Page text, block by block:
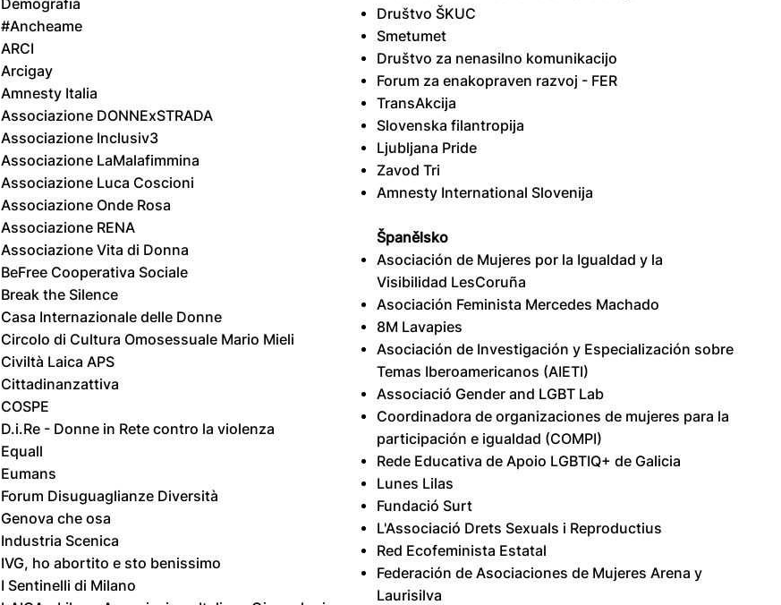
Društvo ŠKUC
Smetumet
Društvo za nenasilno komunikacijo
Forum za enakopraven razvoj - FER
TransAkcija
Slovenska filantropija
Ljubljana Pride
Zavod Tri
Amnesty International Slovenija
Španělsko
Asociación de Mujeres por la Igualdad y la
Visibilidad LesCoruña
Asociación Feminista Mercedes Machado
8M Lavapies
Asociación de Investigación y Especialización sobre
Temas Iberoamericanos (AIETI)
Associació Gender and LGBT Lab
Coordinadora de organizaciones de mujeres para la
participación e igualdad (COMPI)
Rede Educativa de Apoio LGBTIQ+ de Galicia
Lunes Lilas
Fundació Surt
L'Associació Drets Sexuals i Reproductius
Red Ecofeminista Estatal
Federación de Asociaciones de Mujeres Arena y
Laurisilva
Demografia
#Ancheame
ARCI
Arcigay
Amnesty Italia
Associazione DONNExSTRADA
Associazione Inclusiv3
Associazione LaMalafimmina
Associazione Luca Coscioni
Associazione Onde Rosa
Associazione RENA
Associazione Vita di Donna
BeFree Cooperativa Sociale
Break the Silence
Casa Internazionale delle Donne
Circolo di Cultura Omosessuale Mario Mieli
Civiltà Laica APS
Cittadinanzattiva
COSPE
D.i.Re - Donne in Rete contro la violenza
Equall
Eumans
Forum Disuguaglianze Diversità
Genova che osa
Industria Scenica
IVG, ho abortito e sto benissimo
I Sentinelli di Milano